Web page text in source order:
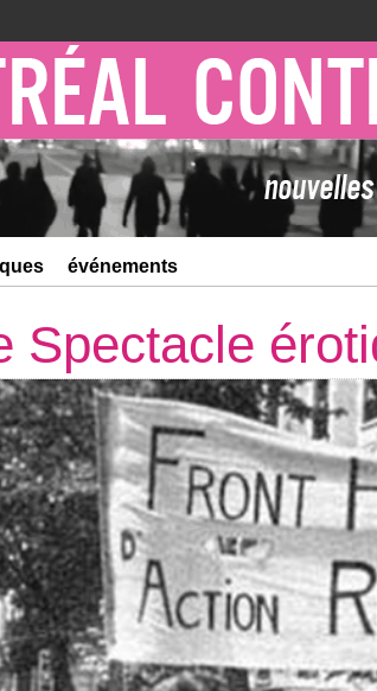
événements
Spectacle